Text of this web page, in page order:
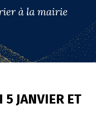
JANVIER ET